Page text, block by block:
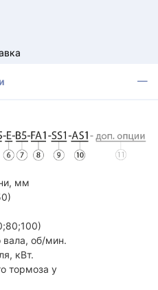
мм
вала, об/мин.
кВт.
тормоза у